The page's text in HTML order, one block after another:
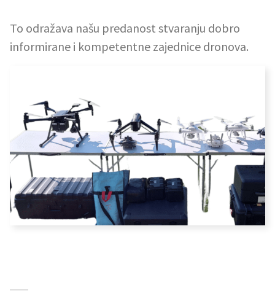
To odražava našu predanost stvaranju dobro
informirane i kompetentne zajednice dronova.